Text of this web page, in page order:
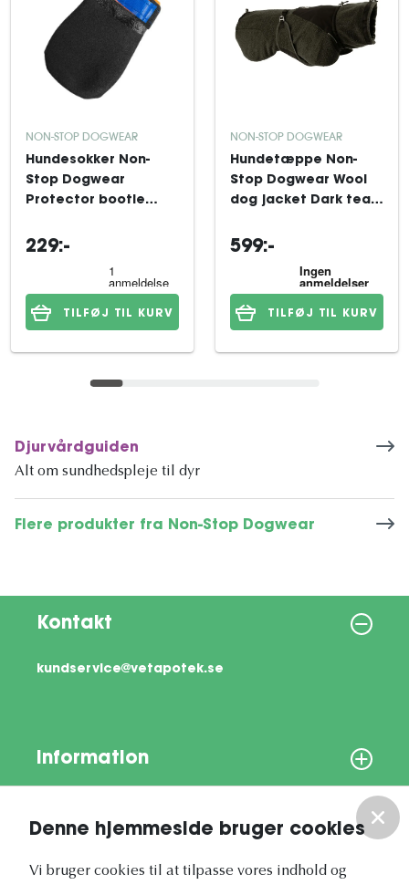
Denne hjemmeside bruger cookies
Vi bruger cookies til at tilpasse vores indhold og
NON-STOP DOGWEAR
Hundesokker Non-
Stop Dogwear
Protector bootie
229:-
TILFØJ TIL KURV
NON-STOP DOGWEAR
Hundetæppe Non-
Stop Dogwear Wool
dog jacket Dark teal
599:-
TILFØJ TIL KURV
Djurvårdguiden
Alt om sundhedspleje til dyr
Flere produkter fra Non-Stop Dogwear
Kontakt
kundservice@vetapotek.se
Information
Vores nyhedsbrev